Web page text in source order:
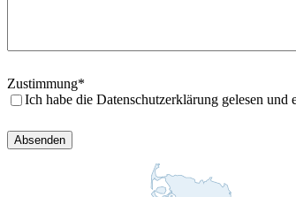
Zustimmung*
Ich habe die Datenschutzerklärung gelesen